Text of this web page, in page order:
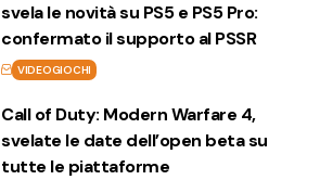
svela le novità su PS5 e PS5 Pro:
confermato il supporto al PSSR
VIDEOGIOCHI
Call of Duty: Modern Warfare 4,
svelate le date dell’open beta su
tutte le piattaforme